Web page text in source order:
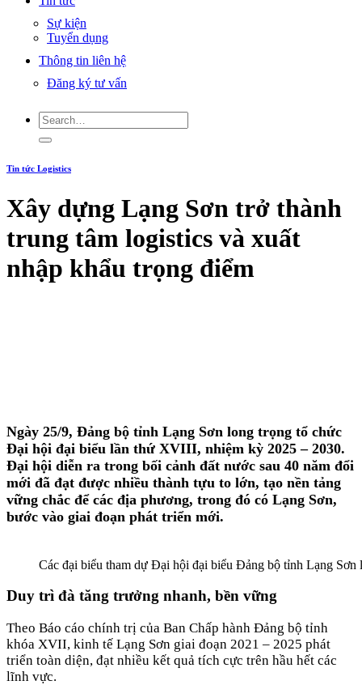
Sự kiện
Tuyển dụng
Thông tin liên hệ
Đăng ký tư vấn
Tin tức Logistics
Xây dựng Lạng Sơn trở thành
trung tâm logistics và xuất
nhập khẩu trọng điểm
Ngày 25/9, Đảng bộ tỉnh Lạng Sơn long trọng tổ chức
Đại hội đại biểu lần thứ XVIII, nhiệm kỳ 2025 – 2030.
Đại hội diễn ra trong bối cảnh đất nước sau 40 năm đổi
mới đã đạt được nhiều thành tựu to lớn, tạo nền tảng
vững chắc để các địa phương, trong đó có Lạng Sơn,
bước vào giai đoạn phát triển mới.
Các đại biểu tham dự Đại hội đại biểu Đảng bộ tỉnh Lạng
Duy trì đà tăng trưởng nhanh, bền vững
Theo Báo cáo chính trị của Ban Chấp hành Đảng bộ tỉnh
khóa XVII, kinh tế Lạng Sơn giai đoạn 2021 – 2025 phát
triển toàn diện, đạt nhiều kết quả tích cực trên hầu hết các
lĩnh vực.